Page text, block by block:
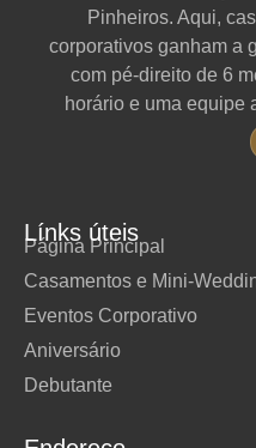
Pinheiros. Aqui,
corporativos ganham a
com pé-direito de 6
horário e uma equipe
Línks úteis
Página Principal
Casamentos e Mini-
Eventos Corporativo
Aniversário
Debutante